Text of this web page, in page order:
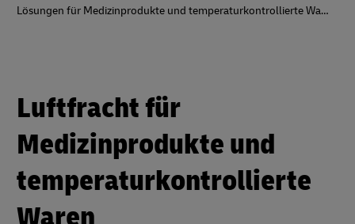
here
Lösungen für Medizinprodukte und temperaturkontrollierte Waren
Luftfracht für
Medizinprodukte und
temperaturkontrollierte